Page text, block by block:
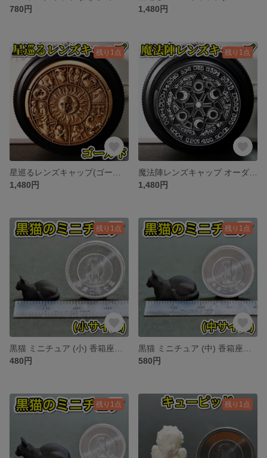
780円
1,480円
残り1点
1,480円
残り1点
1,480円
残り1点
480円
残り1点
580円
残り1点 残り1点